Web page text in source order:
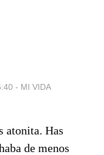
- MI VIDA
atonita. Has
de menos